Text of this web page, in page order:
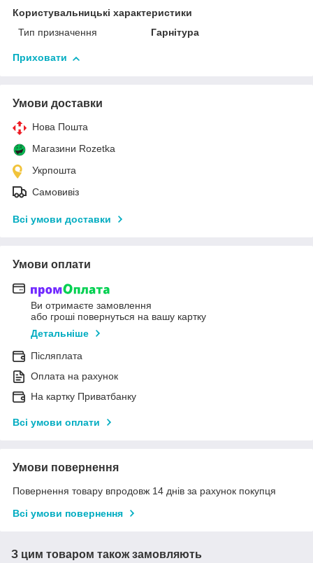
Користувальницькі характеристики
Тип призначення
Гарнітура
Приховати
Умови доставки
Нова Пошта
Магазини Rozetka
Укрпошта
Самовивіз
Всі умови доставки
Умови оплати
Ви отримаєте замовлення
або гроші повернуться на вашу картку
Детальніше
Післяплата
Оплата на рахунок
На картку Приватбанку
Всі умови оплати
Умови повернення
Повернення товару впродовж 14 днів за рахунок покупця
Всі умови повернення
З цим товаром також замовляють